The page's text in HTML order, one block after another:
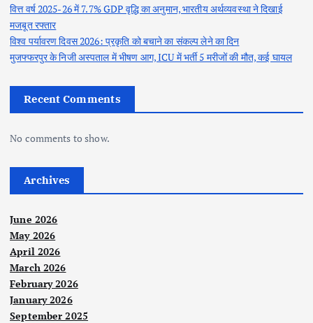
वित्त वर्ष 2025-26 में 7.7% GDP वृद्धि का अनुमान, भारतीय अर्थव्यवस्था ने दिखाई
मजबूत रफ्तार
विश्व पर्यावरण दिवस 2026: प्रकृति को बचाने का संकल्प लेने का दिन
मुजफ्फरपुर के निजी अस्पताल में भीषण आग, ICU में भर्ती 5 मरीजों की मौत, कई घायल
Recent Comments
No comments to show.
Archives
June 2026
May 2026
April 2026
March 2026
February 2026
January 2026
September 2025